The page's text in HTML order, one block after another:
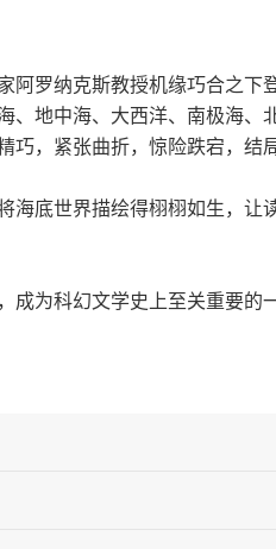
罗纳克斯教授机缘巧合之下
、地中海、大西洋、南极海、
，紧张曲折，惊险跌宕，结
海底世界描绘得栩栩如生，让
成为科幻文学史上至关重要的